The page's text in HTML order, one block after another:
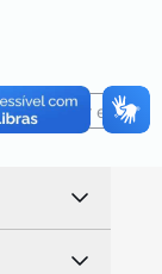
Reportar erro